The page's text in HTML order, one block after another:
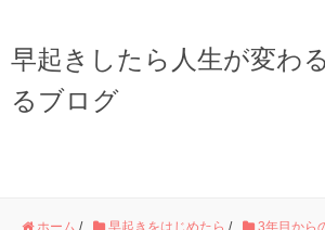
早起きしたら人生が変わ
るブログ
ホーム / 早起きをはじめたら / 3年目から